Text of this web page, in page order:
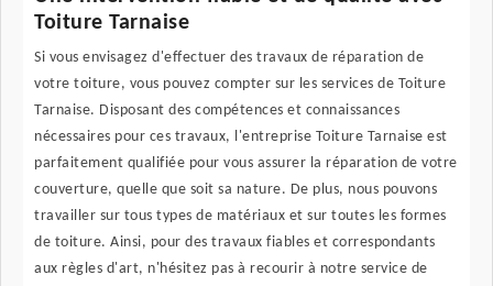
Toiture Tarnaise
Si vous envisagez d'effectuer des travaux de réparation de
votre toiture, vous pouvez compter sur les services de Toiture
Tarnaise. Disposant des compétences et connaissances
nécessaires pour ces travaux, l'entreprise Toiture Tarnaise est
parfaitement qualifiée pour vous assurer la réparation de votre
couverture, quelle que soit sa nature. De plus, nous pouvons
travailler sur tous types de matériaux et sur toutes les formes
de toiture. Ainsi, pour des travaux fiables et correspondants
aux règles d'art, n'hésitez pas à recourir à notre service de